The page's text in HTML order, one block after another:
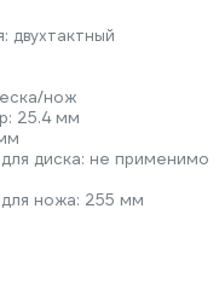
двухтактный
нож
25.4 мм
диска: не применимо
ножа: 255 мм